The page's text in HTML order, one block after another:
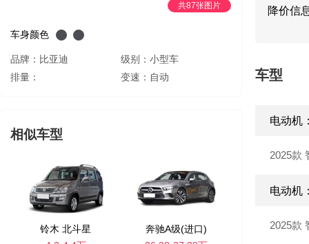
共87张图片
车身颜色
品牌：比亚迪
级别：小型车
排量：
变速：自动
相似车型
铃木 北斗星
奔驰A级(进口)
降价信
车型
电动机
2025款
电动机
2025款